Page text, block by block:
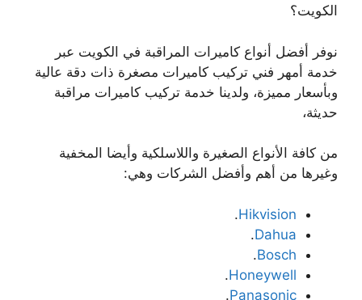
الكويت؟
نوفر أفضل أنواع كاميرات المراقبة في الكويت عبر
خدمة أمهر فني تركيب كاميرات مصغرة ذات دقة عالية
وبأسعار مميزة، ولدينا خدمة تركيب كاميرات مراقبة
حديثة،
من كافة الأنواع الصغيرة واللاسلكية وأيضا المخفية
وغيرها من أهم وأفضل الشركات وهي:
Hikvision
.
Dahua
.
Bosch
.
Honeywell
.
Panasonic
.